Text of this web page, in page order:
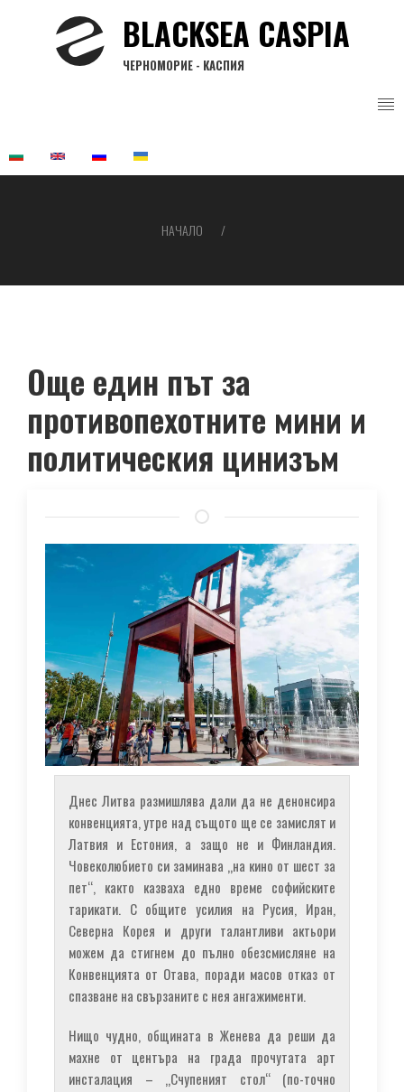
BLACKSEA CASPIA
ЧЕРНОМОРИЕ - КАСПИЯ
НАЧАЛО
Още един път за
противопехотните мини и
политическия цинизъм
Днес Литва размишлява дали да не денонсира
конвенцията, утре над същото ще се замислят и
Латвия и Естония, а защо не и Финландия.
Човеколюбието си заминава „на кино от шест за
пет“, както казваха едно време софийските
тарикати. С общите усилия на Русия, Иран,
Северна Корея и други талантливи актьори
можем да стигнем до пълно обезсмисляне на
Конвенцията от Отава, поради масов отказ от
спазване на свързаните с нея ангажименти.
Нищо чудно, общината в Женева да реши да
махне от центъра на града прочутата арт
инсталация – „Счупеният стол“ (по-точно